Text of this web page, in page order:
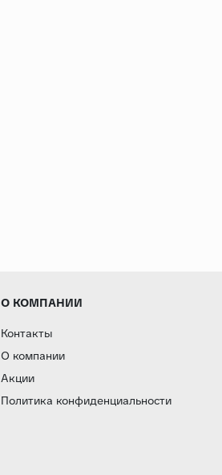
О КОМПАНИИ
Контакты
О компании
Акции
Политика конфиденциальности